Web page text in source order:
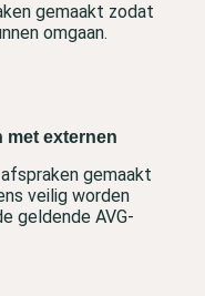
gemaakt zodat
omgaan.
met externen
gemaakt
veilig worden
geldende AVG-